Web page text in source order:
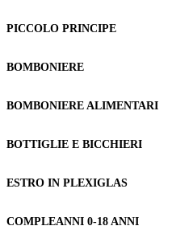
PICCOLO PRINCIPE
BOMBONIERE
BOMBONIERE ALIMENTARI
BOTTIGLIE E BICCHIERI
ESTRO IN PLEXIGLAS
COMPLEANNI 0-18 ANNI